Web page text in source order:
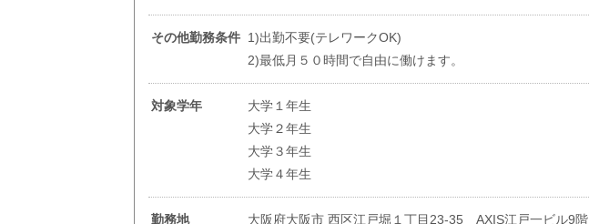
その他勤務条件 1)出勤不要(テレワークOK)
2)最低月５０時間で自由に働けます。
対象学年
大学１年生
大学２年生
大学３年生
大学４年生
勤務地 大阪府大阪市 西区江戸堀１丁目23-35 AXIS江戸一ビル9階